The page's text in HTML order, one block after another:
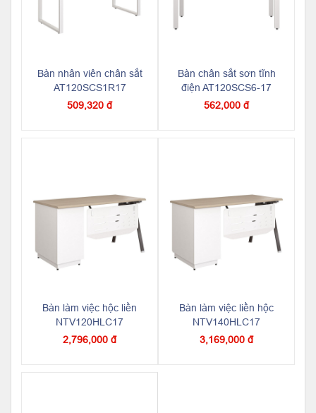
Bàn nhân viên chân sắt
AT120SCS1R17
509,320 đ
Bàn chân sắt sơn tĩnh
điện AT120SCS6-17
562,000 đ
Bàn làm việc hộc liền
NTV120HLC17
2,796,000 đ
Bàn làm việc liền hộc
NTV140HLC17
3,169,000 đ